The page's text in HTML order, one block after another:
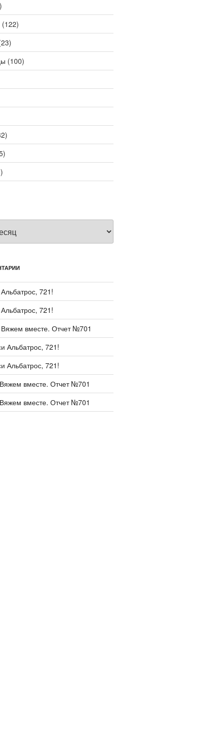
(122)
(100)
Альбатрос, 721!
Альбатрос, 721!
Вяжем вместе. Отчет №701
Альбатрос, 721!
Альбатрос, 721!
вместе. Отчет №701
вместе. Отчет №701